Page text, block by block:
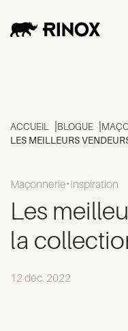
ACCUEIL BLOGUE
LES MEILLEURS
Maçonnerie Inspiration
Les
la
12 déc. 2022